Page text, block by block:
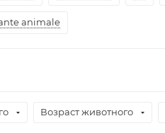
animale
Возраст животного